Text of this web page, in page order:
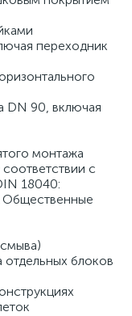
переходник
DN 90, включая
монтажа
с
18040:
Общественные
блоков